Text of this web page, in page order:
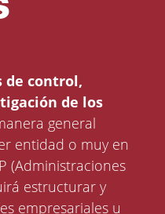
de control,
de los
general
entidad o muy en
(Administraciones
estructurar y
empresariales u